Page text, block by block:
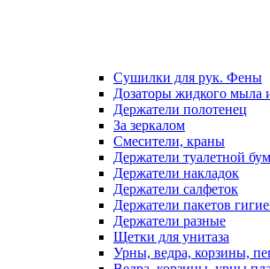
Сушилки для рук. Фены
Дозаторы жидкого мыла
Держатели полотенец
За зеркалом
Смесители, краны
Держатели туалетной
Держатели накладок
Держатели салфеток
Держатели пакетов
Держатели разные
Щетки для унитаза
Урны, ведра, корзины,